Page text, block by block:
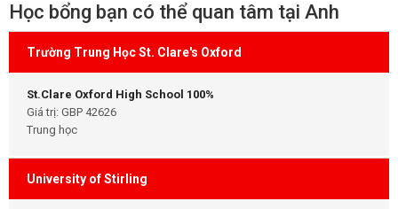
Học bổng bạn có thể quan tâm tại Anh
Trường Trung Học St. Clare's Oxford
St.Clare Oxford High School 100%
Giá trị: GBP 42626
Trung học
University of Stirling